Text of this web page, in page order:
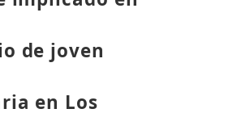
de joven
en Los